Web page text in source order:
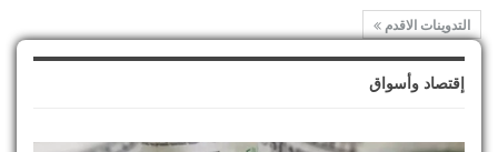
التدوينات الاقدم
إقتصاد وأسواق